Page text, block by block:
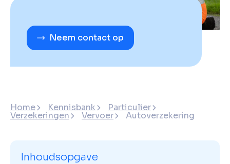
Neem contact op
Home Kennisbank Particulier
Verzekeringen Vervoer Autoverzekering
Inhoudsopgave